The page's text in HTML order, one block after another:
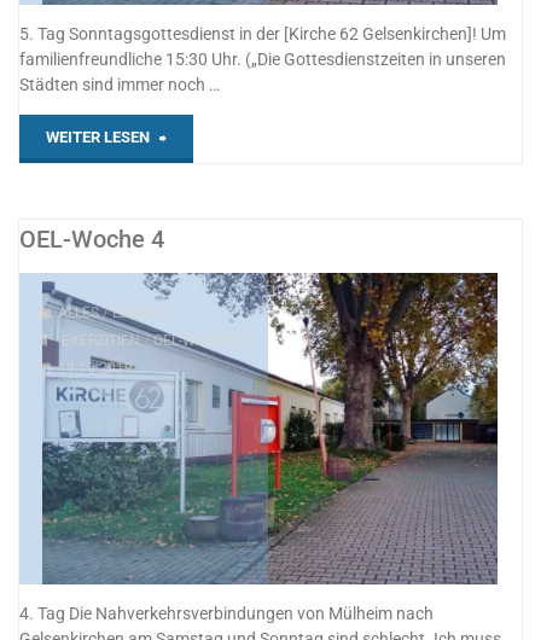
5. Tag Sonntagsgottesdienst in der [Kirche 62 Gelsenkirchen]! Um
familienfreundliche 15:30 Uhr. („Die Gottesdienstzeiten in unseren
Städten sind immer noch …
WEITER LESEN "OEL-
OEL-Woche 4
ALLES / LERNEN
EXERZITIEN/OEL-WOCHE19
19.10.2019
4. Tag Die Nahverkehrsverbindungen von Mülheim nach